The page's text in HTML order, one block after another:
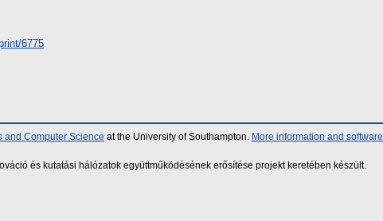
6775
and Computer Science at the University of Southampton.
More information and software
és kutatási hálózatok együttműködésének erősítése projekt keretében készült.